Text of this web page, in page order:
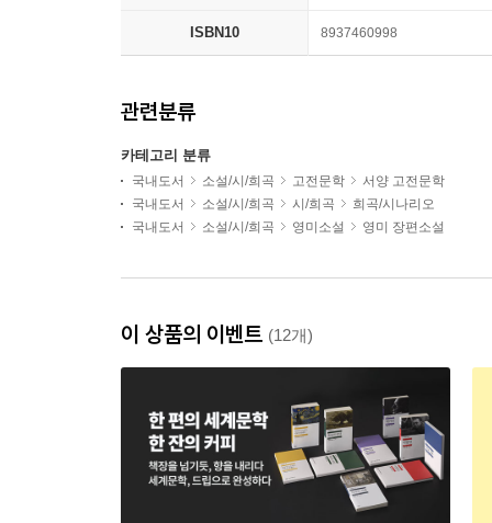
ISBN10 8937460998
관련분류
카테고리 분류
국내도서 소설/시/희곡 고전문학
서양 고전문학
국내도서
소설/시/희곡 시/희곡
희곡/시나리오
국내도서
소설/시/희곡 영미소설 영미 장편소설
이 상품의 이벤트 (12개)